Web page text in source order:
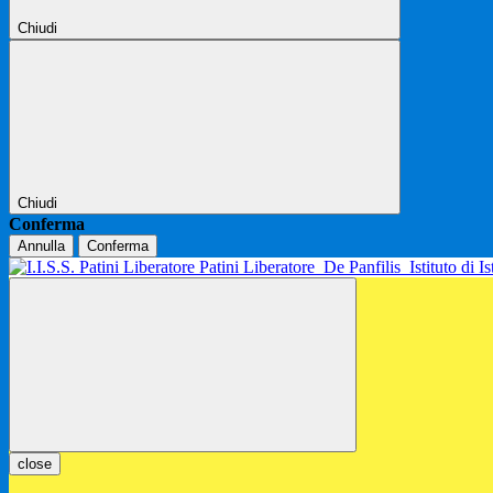
Chiudi
Chiudi
Conferma
Annulla Conferma
Patini Liberatore De Panfilis Istituto di
close